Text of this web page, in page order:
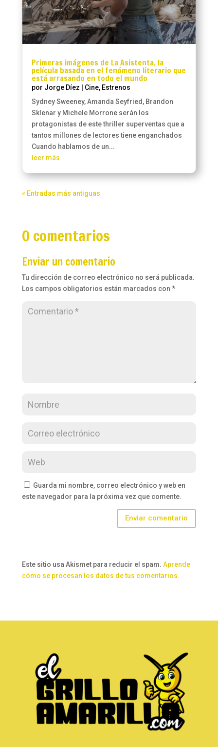
Primeras imágenes de La Asistenta, la
película basada en el fenómeno literario que
está arrasando en todo el mundo
por Jorge Díez Cine, Estrenos
Sydney Sweeney, Amanda Seyfried, Brandon
Sklenar y Michele Morrone serán los
protagonistas de este thriller superventas que a
tantos millones de lectores tiene enganchados
Cuando hablamos de un...
leer más
« Entradas más antiguas
0 comentarios
Enviar un comentario
Tu dirección de correo electrónico no será publicada.
Los campos obligatorios están marcados con *
Guarda mi nombre, correo electrónico y web en
este navegador para la próxima vez que comente.
Enviar comentario
Este sitio usa Akismet para reducir el spam. Aprende
cómo se procesan los datos de tus comentarios.